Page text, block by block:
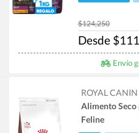
$124,250
Desde
Envío
ROYAL CANIN
Alimento Seco
Feline